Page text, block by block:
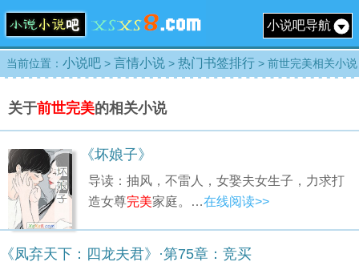
小说吧导航
当前位置： 小说吧 > 言情小说 > 热门书签排行 > 前世完美相关小说
关于前世完美的相关小说
《坏娘子》
导读：抽风，不雷人，女娶夫女生子，力求打
造女尊完美家庭。…在线阅读>>
《凤弃天下：四龙夫君》·第75章：竞买